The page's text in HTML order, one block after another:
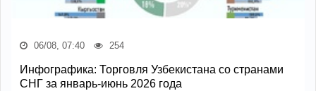
06/08, 07:40 254
Инфографика: Торговля Узбекистана со странами
СНГ за январь-июнь 2026 года